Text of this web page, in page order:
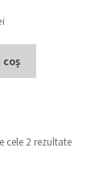
coș
cele 2 rezultate